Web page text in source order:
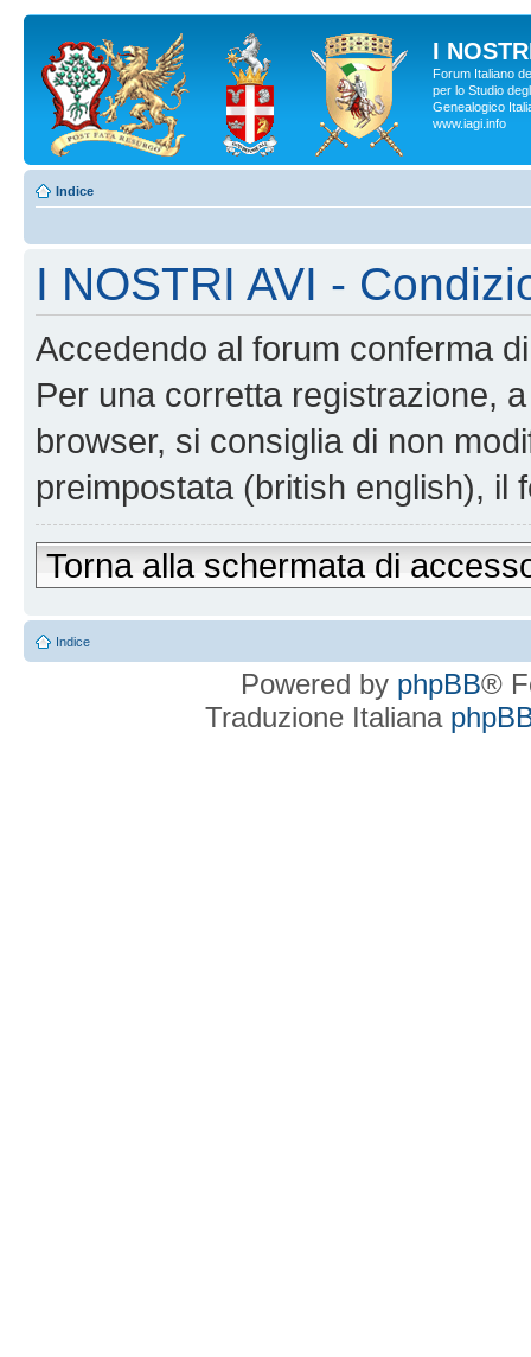
I
Forum Italiano
per lo Studio
Genealogico
www.iagi.info
Indice
I NOSTRI AVI -
Accedendo al forum conferma
Per una corretta registrazione,
browser, si consiglia di non
preimpostata (british english), il
Torna alla schermata di
Indice
Powered by phpBB®
Traduzione Italiana